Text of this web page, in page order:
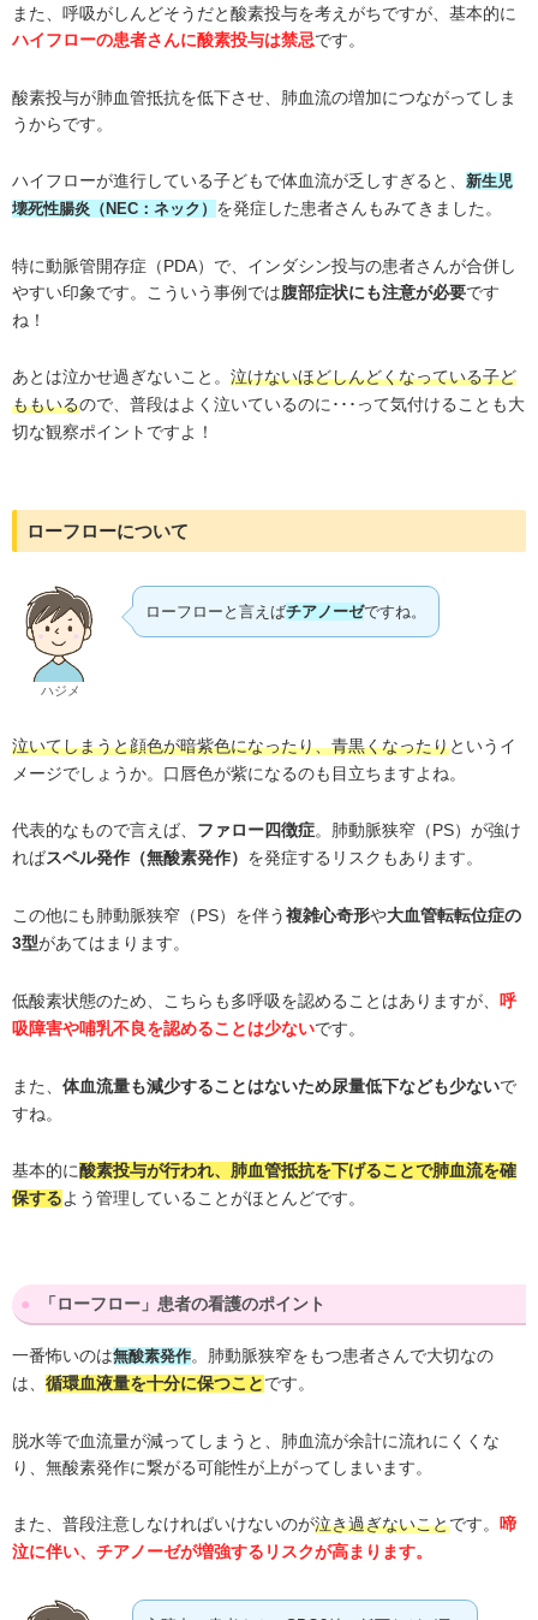
また、呼吸がしんどそうだと酸素投与を考えがちですが、基本的に
ハイフローの患者さんに酸素投与は禁忌です。
酸素投与が肺血管抵抗を低下させ、肺血流の増加につながってしま
うからです。
ハイフローが進行している子どもで体血流が乏しすぎると、 新生児
壊死性腸炎（NEC：ネック） を発症した患者さんもみてきました。
特に動脈管開存症（PDA）で、インダシン投与の患者さんが合併し
やすい印象です。こういう事例では腹部症状にも注意が必要です
ね！
あとは泣かせ過ぎないこと。 泣けないほどしんどくなっている子ど
ももいるので、普段はよく泣いているのに･･･って気付けることも大
切な観察ポイントですよ！
ローフローについて
ハジメ
ローフローと言えばチアノーゼですね。
泣いてしまうと顔色が暗紫色になったり、青黒くなったりというイ
メージでしょうか。口唇色が紫になるのも目立ちますよね。
代表的なもので言えば、 ファロー四徴症。肺動脈狭窄（PS）が強け
ればスペル発作（無酸素発作） を発症するリスクもあります。
この他にも肺動脈狭窄（PS）を伴う 複雑心奇形や大血管転転位症の
3型があてはまります。
低酸素状態のため、こちらも多呼吸を認めることはありますが、
呼
吸障害や哺乳不良を認めることは少ないです。
また、 体血流量も減少することはないため尿量低下なども少ないで
すね。
基本的に酸素投与が行われ、肺血管抵抗を下げることで肺血流を確
保する よう管理していることがほとんどです。
「ローフロー」患者の看護のポイント
一番怖いのは無酸素発作。肺動脈狭窄をもつ患者さんで大切なの
は、 循環血液量を十分に保つこと です。
脱水等で血流量が減ってしまうと、肺血流が余計に流れにくくな
り、無酸素発作に繋がる可能性が上がってしまいます。
また、普段注意しなければいけないのが泣き過ぎないことです。 啼
泣に伴い、チアノーゼが増強するリスクが高まります。